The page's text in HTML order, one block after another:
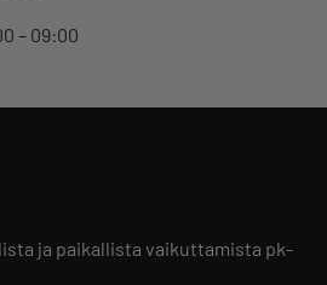
– 09:00
ja paikallista vaikuttamista pk-